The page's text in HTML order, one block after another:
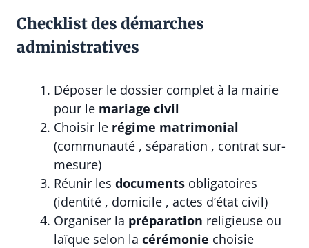
Checklist des démarches
administratives
Déposer le dossier complet à la mairie
pour le mariage civil
Choisir le régime matrimonial
(communauté , séparation , contrat sur-
mesure)
Réunir les documents obligatoires
(identité , domicile , actes d’état civil)
Organiser la préparation religieuse ou
laïque selon la cérémonie choisie